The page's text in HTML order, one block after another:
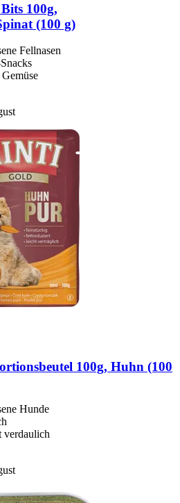
100g,
(100 g)
Fellnasen
100g, Huhn (100
Hunde
verdaulich